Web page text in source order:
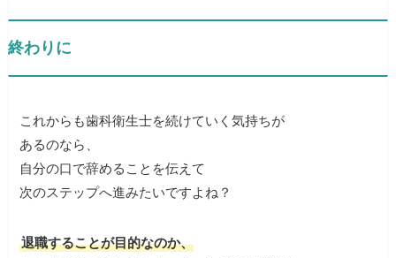
終わりに
これからも歯科衛生士を続けていく気持ちが
あるのなら、
自分の口で辞めることを伝えて
次のステップへ進みたいですよね？
退職することが目的なのか、